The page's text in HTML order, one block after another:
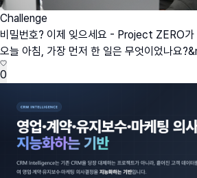
Challenge
비밀번호? 이제 잊으세요 - Project ZERO
오늘 아침, 가장 먼저 한 일은 무엇이었나요
0